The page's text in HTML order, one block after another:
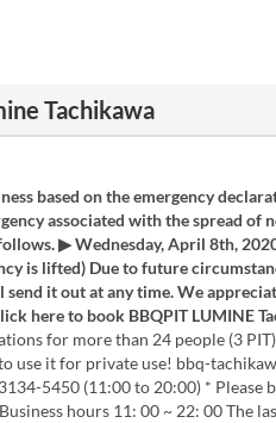
Tachikawa
based on the emergency
associated with the spread of
▶ Wednesday, April 8th,
is lifted) Due to future
send it out at any time. We
here to book BBQPIT LUMINE
for more than 24 people (3
use it for private use! bbq-
5450 (11:00 to 20:00) * Please
hours 11: 00 ~ 22: 00 The